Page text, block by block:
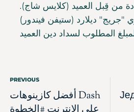
من قِبل العميد (كلايس شاج).
ديلارد (ستيفن فيندور)
PREVIOUS
أفضل كازينوهات Dash